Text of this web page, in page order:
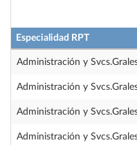
Especialidad RPT
Administración y
Administración y
Administración y
Administración y